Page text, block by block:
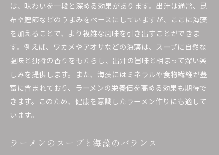
自宅で楽しむ本格的な海藻ラーメン
健康を意識した材料選び
家庭でできる海藻の下ごしらえ
失敗しない海藻ラーメンの作り方
ラーメンの新たな魅力を引き出す海藻の使い方
ラーメンに個性を加える海藻
ラーメンのトッピングとしての海藻の使い方
は、味わいを一段と深める効果があります。出汁は通常、昆
布や鰹節などのうまみをベースにしていますが、ここに海藻
を加えることで、より複雑な風味を引き出すことができま
す。例えば、ワカメやアオサなどの海藻は、スープに自然な
塩味と独特の香りをもたらし、出汁の旨味と相まって深い楽
しみを提供します。また、海藻にはミネラルや食物繊維が豊
富に含まれており、ラーメンの栄養価を高める効果も期待で
きます。このため、健康を意識したラーメン作りにも適して
います。
ラーメンのスープと海藻のバランス